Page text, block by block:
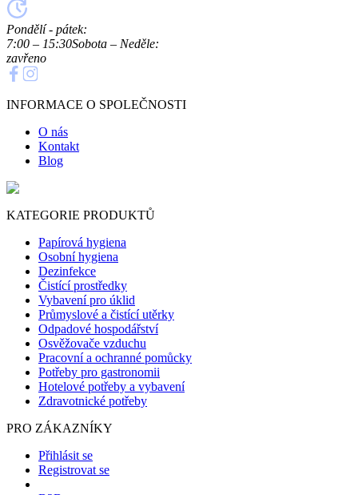
Pondělí - pátek:
7:00 – 15:30Sobota – Neděle:
zavřeno
INFORMACE O SPOLEČNOSTI
O nás
Kontakt
Blog
KATEGORIE PRODUKTŮ
Papírová hygiena
Osobní hygiena
Dezinfekce
Čistící prostředky
Vybavení pro úklid
Průmyslové a čistící utěrky
Odpadové hospodářství
Osvěžovače vzduchu
Pracovní a ochranné pomůcky
Potřeby pro gastronomii
Hotelové potřeby a vybavení
Zdravotnické potřeby
PRO ZÁKAZNÍKY
Přihlásit se
Registrovat se